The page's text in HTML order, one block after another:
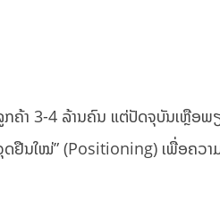
າ 3-4 ລ້ານຄົນ ແຕ່ປັດຈຸບັນເຫຼືອພ
ດຢືນໃໝ່” (Positioning) ເພື່ອຄວ